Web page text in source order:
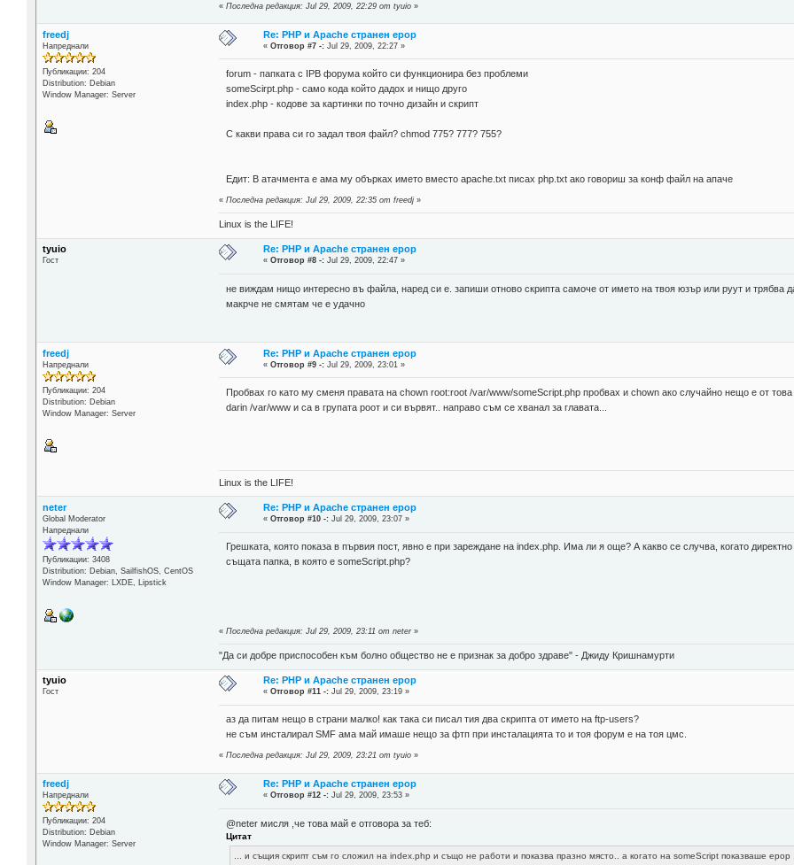
«Последна редакция: Jul 29, 2009, 22:29 от tyuio »
freedj
Напреднали
Публикации: 204
Distribution: Debian
Window Manager: Server
Re: PHP и Apache странен ерор
«Отговор #7 -: Jul 29, 2009, 22:27 »
forum - папката с IPB форума който си функционира без проблеми
someScirpt.php - само кода който дадох и нищо друго
index.php - кодове за картинки по точно дизайн и скрипт
С какви права си го задал твоя файл? chmod 775? 777? 755?
Едит: В атачмента е ама му обърках името вместо apache.txt писах php.txt ако говориш за конф файл на апаче
«Последна редакция: Jul 29, 2009, 22:35 от freedj »
Linux is the LIFE!
tyuio
Гост
Re: PHP и Apache странен ерор
«Отговор #8 -: Jul 29, 2009, 22:47 »
не виждам нищо интересно въ файла, наред си е. запиши отново скрипта самоче от името на твоя юзър или руут и трябва
макрче не смятам че е удачно
freedj
Напреднали
Публикации: 204
Distribution: Debian
Window Manager: Server
Re: PHP и Apache странен ерор
«Отговор #9 -: Jul 29, 2009, 23:01 »
Пробвах го като му сменя правата на chown root:root /var/www/someScript.php пробвах и chown ако случайно нещо е от
darin /var/www и са в групата роот и си вървят.. направо съм се хванал за главата...
Linux is the LIFE!
neter
Global Moderator
Напреднали
Публикации: 3408
Distribution: Debian, SailfishOS, CentOS
Window Manager: LXDE, Lipstick
Re: PHP и Apache странен ерор
«Отговор #10 -: Jul 29, 2009, 23:07 »
Грешката, която показа в първия пост, явно е при зареждане на index.php. Има ли я още? А какво се случва, когато
същата папка, в която е someScript.php?
«Последна редакция: Jul 29, 2009, 23:11 от neter»
"Да си добре приспособен към болно общество не е признак за добро здраве" - Джиду Кришнамурти
tyuio
Гост
Re: PHP и Apache странен ерор
«Отговор #11 -: Jul 29, 2009, 23:19 »
аз да питам нещо в страни малко! как така си писал тия два скрипта от името на ftp-users?
не съм инсталирал SMF ама май имаше нещо за фтп при инсталацията то и тоя форум е на тоя цмс.
«Последна редакция: Jul 29, 2009, 23:21 от tyuio »
freedj
Напреднали
Публикации: 204
Distribution: Debian
Window Manager: Server
Re: PHP и Apache странен ерор
«Отговор #12 -: Jul 29, 2009, 23:53 »
@neter мисля ,че това май е отговора за теб:
Цитат
... и същия скрипт съм го сложил на index.php и също не работи и показва празно място.. а когато на someScript показваше